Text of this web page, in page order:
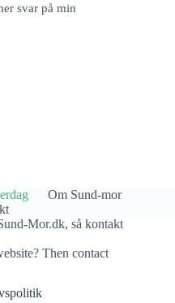
svar på min
Om Sund-mor
Mor.dk, så kontakt
Then contact